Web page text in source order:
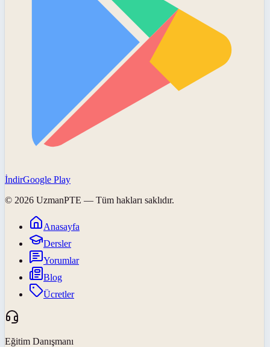
İndirGoogle Play
© 2026 UzmanPTE — Tüm hakları saklıdır.
Anasayfa
Dersler
Yorumlar
Blog
Ücretler
Eğitim Danışmanı